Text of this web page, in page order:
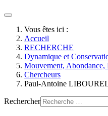
Vous êtes ici :
Accueil
RECHERCHE
Dynamique et
Mouvement, Abondance,
Chercheurs
Paul-Antoine
Rechercher